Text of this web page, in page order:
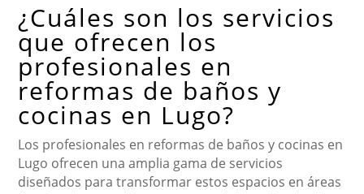
¿Cuáles son los servicios
que ofrecen los
profesionales en
reformas de baños y
cocinas en Lugo?
Los profesionales en reformas de baños y cocinas en
Lugo ofrecen una amplia gama de servicios
diseñados para transformar estos espacios en áreas